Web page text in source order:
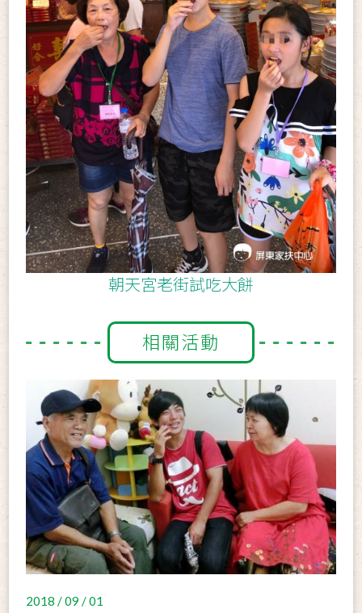
朝天宮老街試吃大餅
相關活動
2018 / 09 / 01